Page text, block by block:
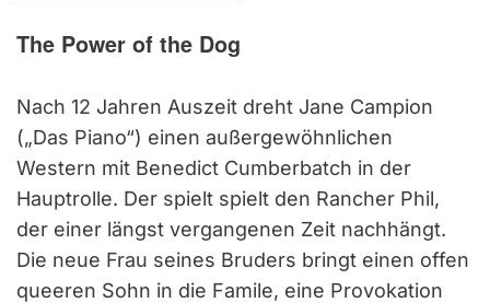
The Power of the Dog
Nach 12 Jahren Auszeit dreht Jane Campion
(„Das Piano“) einen außergewöhnlichen
Western mit Benedict Cumberbatch in der
Hauptrolle. Der spielt spielt den Rancher Phil,
der einer längst vergangenen Zeit nachhängt.
Die neue Frau seines Bruders bringt einen offen
queeren Sohn in die Famile, eine Provokation